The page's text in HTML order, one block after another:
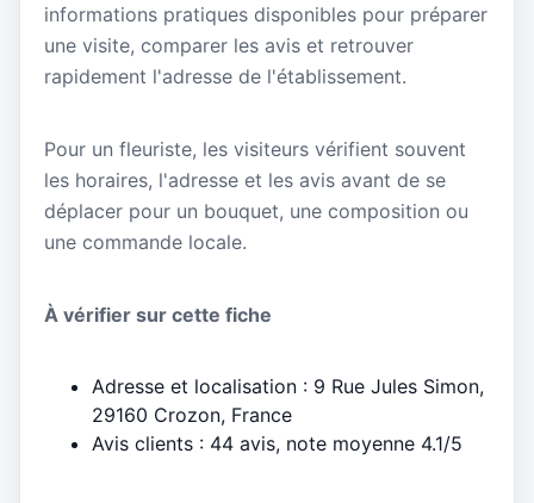
informations pratiques disponibles pour préparer
une visite, comparer les avis et retrouver
rapidement l'adresse de l'établissement.
Pour un fleuriste, les visiteurs vérifient souvent
les horaires, l'adresse et les avis avant de se
déplacer pour un bouquet, une composition ou
une commande locale.
À vérifier sur cette fiche
Adresse et localisation : 9 Rue Jules Simon,
29160 Crozon, France
Avis clients : 44 avis, note moyenne 4.1/5